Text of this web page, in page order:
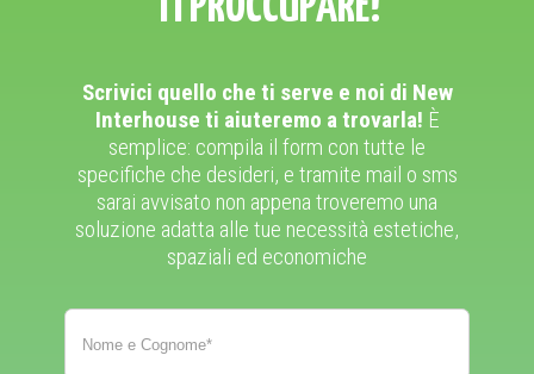
Scrivici quello che ti serve e noi di New
Interhouse ti aiuteremo a trovarla! È
semplice: compila il form con tutte le
specifiche che desideri, e tramite mail o sms
sarai avvisato non appena troveremo una
soluzione adatta alle tue necessità estetiche,
spaziali ed economiche